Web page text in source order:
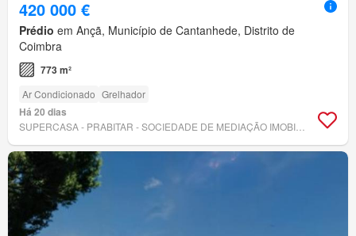
420 000 €
Prédio em Ançã, Município de Cantanhede, Distrito de
Coimbra
773 m²
Ar Condicionado Grelhador
Há 20 dias